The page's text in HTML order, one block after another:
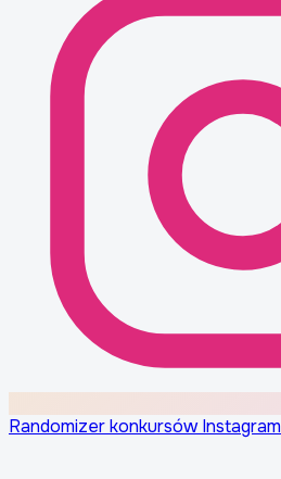
Randomizer konkursów Instagram